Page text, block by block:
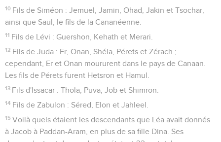
10 Fils de Siméon : Jemuel, Jamin, Ohad, Jakin et Tsochar,
ainsi que Saül, le fils de la Cananéenne.
11 Fils de Lévi : Guershon, Kehath et Merari.
12 Fils de Juda : Er, Onan, Shéla, Pérets et Zérach ;
cependant, Er et Onan moururent dans le pays de Canaan.
Les fils de Pérets furent Hetsron et Hamul.
13 Fils d'Issacar : Thola, Puva, Job et Shimron.
14 Fils de Zabulon : Séred, Elon et Jahleel.
15 Voilà quels étaient les descendants que Léa avait donnés
à Jacob à Paddan-Aram, en plus de sa fille Dina. Ses